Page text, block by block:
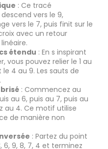
: Ce tracé
vers le 9,
vers le 7, puis finit sur le
avec un retour
étendu : En s inspirant
vous pouvez relier le 1 au
4 au 9. Les sauts de
: Commencez au
au 6, puis au 7, puis au
au 4. Ce motif utilise
de manière non
: Partez du point
6, 9, 8, 7, 4 et terminez